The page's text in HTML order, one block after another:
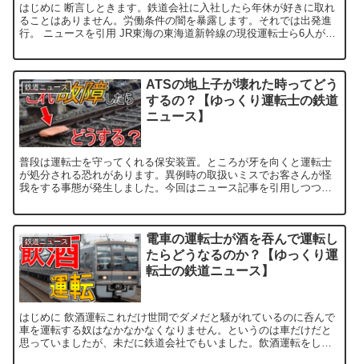
はじめに 断言しときます。鉄道会社に入社したら年休が好きに取れ
ることはありません。労働条件の闇を暴露します。それでは出発進
行。 ニュースを引用 JR東海の東海道新幹線の現役運転士ら6人が
鉄道ニュース
ATSの地上子が壊れた時ってどう
するの？【ゆっくり運転士の鉄道
ニュース】
普段は運転士を守ってくれる保安装置。ところが牙を向くと運転士
が処分される恐れがあります。異例時の取扱いミスでお客さんが怪
我をする事態が発生しました。今回はニュース記事を引用しつつ、
鉄道ニュース
電車の運転士が酒を吞んで運転し
たらどうなるのか？【ゆっくり運
転士の鉄道ニュース】
はじめに 飲酒運転これだけ世間でダメだと騒がれているのに呑んで
車を運転する奴はなかなかなくなりません。というのは車だけだと
思っていましたが、未だに鉄道会社でもいました。飲酒運転をした